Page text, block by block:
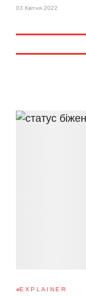
03 Квітня 2022
EXPLAINER